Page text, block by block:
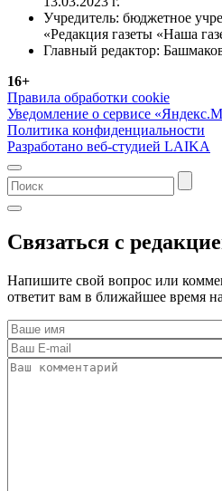
Учредитель: бюджетное
«Редакция газеты «Наша
Главный редактор:
16+
Правила обработки cookie
Уведомление о сервисе
Политика конфиденциальности
Разработано веб-студией LAIKA
Связаться с
Напишите свой вопрос или
ответит вам в ближайшее время